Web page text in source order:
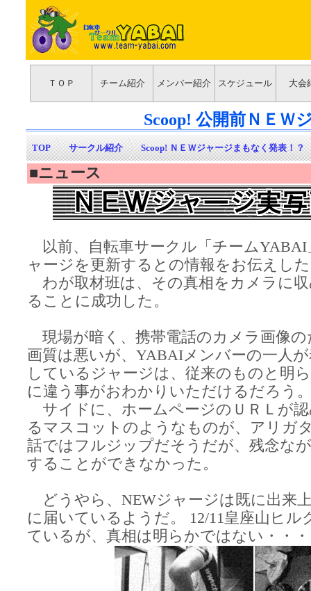
ＴＯＰ チーム紹介 メンバー紹介 スケジュール 大会
Scoop! 公開前ＮＥＷ
TOP >サークル紹介 >Scoop! ＮＥＷジャージまもなく発表！？
■ニュース
以前、自転車サークル「チーム
ャージを更新するとの情報をお伝えし
わが取材班は、その真相をカメラに
ることに成功した。
現場が暗く、携帯電話のカメラ画像の
画質は悪いが、YABAIメンバーの一人
しているジャージは、従来のものと明
に違う事がおわかりいただけるだろう
サイドに、ホームページのＵＲＬが
るマスコットのようなものが、アリガ
話ではフルジップだそうだが、残念な
することができなかった。
どうやら、NEWジャージは既に出来
に届いているようだ。 12/11皇座山ヒ
ているが、真相は明らかではない・・・